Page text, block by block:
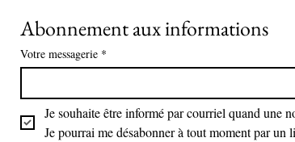
Abonnement aux informations
Votre messagerie *
Je souhaite être informé par courriel quand une
Je pourrai me désabonner à tout moment par